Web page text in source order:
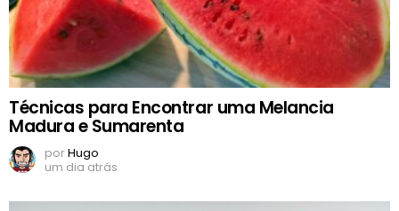
Técnicas para Encontrar uma Melancia
Madura e Sumarenta
porHugo
um dia atrás